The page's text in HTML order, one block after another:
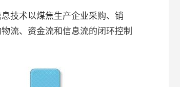
技术以煤焦生产企业采购、销
流、资金流和信息流的闭环控制